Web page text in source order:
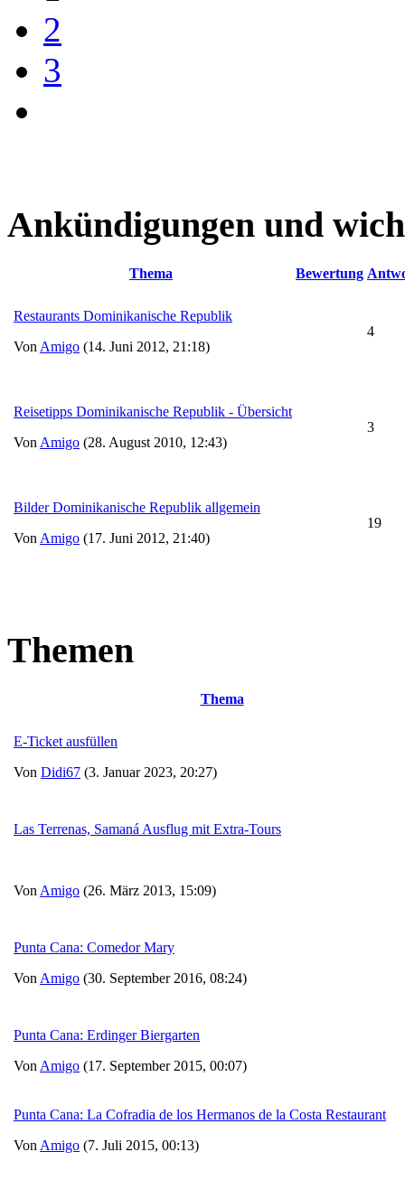
2
3
Ankündigungen und
Thema Bewertung
Restaurants Dominikanische Republik
Von Amigo (14. Juni 2012, 21:18)
4
Reisetipps Dominikanische Republik - Übersicht
Von Amigo (28. August 2010, 12:43)
3
Bilder Dominikanische Republik allgemein
Von Amigo (17. Juni 2012, 21:40)
19
Themen
Thema
E-Ticket ausfüllen
Von Didi67 (3. Januar 2023, 20:27)
Las Terrenas, Samaná Ausflug mit Extra-Tours
Von Amigo (26. März 2013, 15:09)
Punta Cana: Comedor Mary
Von Amigo (30. September 2016, 08:24)
Punta Cana: Erdinger Biergarten
Von Amigo (17. September 2015, 00:07)
Punta Cana: La Cofradia de los Hermanos de la Costa Restaurant
Von Amigo (7. Juli 2015, 00:13)